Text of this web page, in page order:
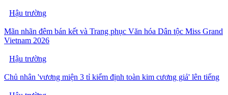
Hậu trường
Mãn nhãn đêm bán kết và Trang phục Văn hóa Dân tộc Miss Grand
Vietnam 2026
Hậu trường
Chủ nhân 'vương miện 3 tỉ kiểm định toàn kim cương giả' lên tiếng